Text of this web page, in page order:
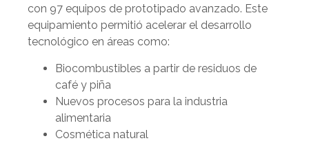
con 97 equipos de prototipado avanzado. Este
equipamiento permitió acelerar el desarrollo
tecnológico en áreas como:
Biocombustibles a partir de residuos de
café y piña
Nuevos procesos para la industria
alimentaria
Cosmética natural